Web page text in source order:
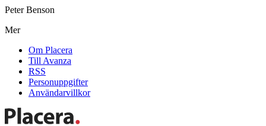
Peter Benson
Mer
Om Placera
Till Avanza
RSS
Personuppgifter
Användarvillkor